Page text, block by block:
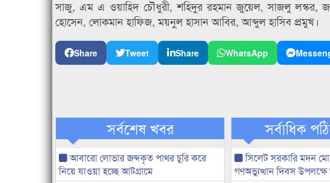
সাজু, এম এ ওয়াহিদ চৌধুরী, শহিদুর রহমান জুয়েল, সাজলু লস্কর,
হোসেন, লোকমান হাফিজ, ময়নুল হাসান আবির, আব্দুল হাসিব প্রমুখ।
Share Tweet Share WhatsApp
সর্বশেষ খবর
আবারো লোভার জব্দকৃত পাথর চুরি করে
নিয়ে যাওয়া হচ্ছে আটগ্রামে
সর্বাধিক
সিলেট সরকারি মদন
গণঅভ্যুত্থান দিবস